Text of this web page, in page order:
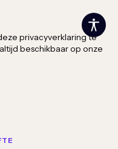
privacyverklaring te
beschikbaar op onze